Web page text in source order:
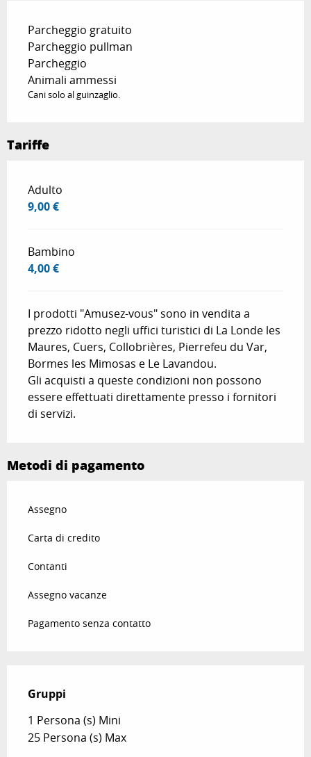
Parcheggio gratuito
Parcheggio pullman
Parcheggio
Animali ammessi
Cani solo al guinzaglio.
Tariffe
Tariffe 2026
Adulto
9,00 €
Bambino
4,00 €
I prodotti "Amusez-vous" sono in vendita a
prezzo ridotto negli uffici turistici di La Londe les
Maures, Cuers, Collobrières, Pierrefeu du Var,
Bormes les Mimosas e Le Lavandou.
Gli acquisti a queste condizioni non possono
essere effettuati direttamente presso i fornitori
di servizi.
Metodi di pagamento
Assegno
Carta di credito
Contanti
Assegno vacanze
Pagamento senza contatto
Gruppi
Gruppi
1 Persona (s) Mini
25 Persona (s) Max